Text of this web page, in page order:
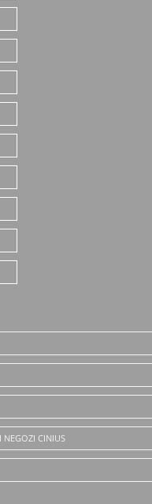
NEGOZI CINIUS